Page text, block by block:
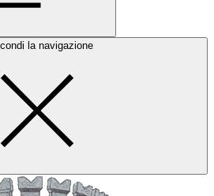
la navigazione